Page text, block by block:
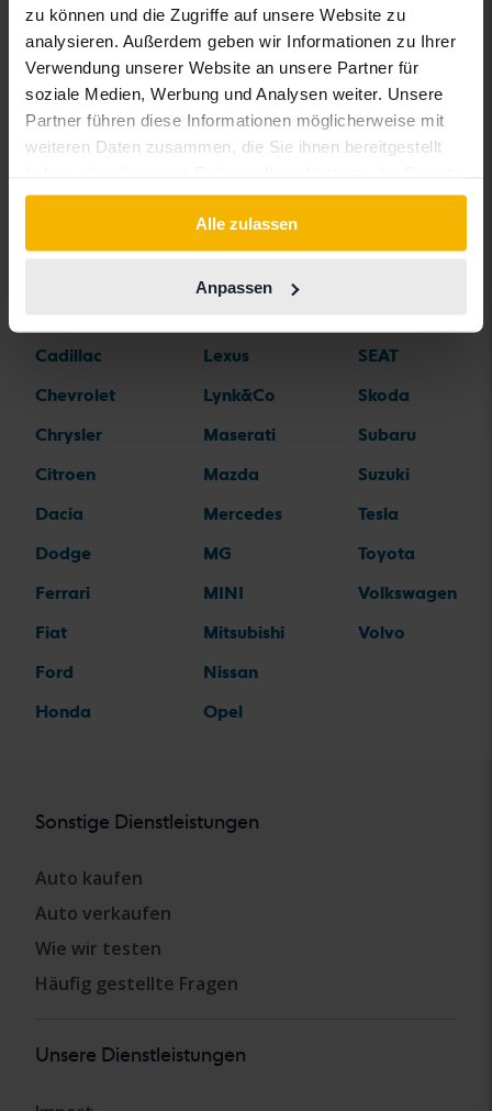
zu können und die Zugriffe auf unsere Website zu
analysieren. Außerdem geben wir Informationen zu Ihrer
Verwendung unserer Website an unsere Partner für
soziale Medien, Werbung und Analysen weiter. Unsere
Partner führen diese Informationen möglicherweise mit
weiteren Daten zusammen, die Sie ihnen bereitgestellt
gesammelt haben.
Alle zulassen
Anpassen
Automarken
Alfa Romeo
Aston Martin
Audi
Cadillac
Chevrolet
Chrysler
Citroen
Dacia
Dodge
Ferrari
Fiat
Ford
Honda
Hyundai
Iveco
Jaguar
Jeep
KIA
Lexus
Lynk&Co
Maserati
Mazda
Mercedes
MG
MINI
Mitsubishi
Nissan
Opel
Peugeot
Polestar
Porsche
SEAT
Skoda
Subaru
Suzuki
Tesla
Toyota
Volkswagen
Volvo
Sonstige Dienstleistungen
Auto kaufen
Auto verkaufen
Wie wir testen
Häufig gestellte Fragen
Unsere Dienstleistungen